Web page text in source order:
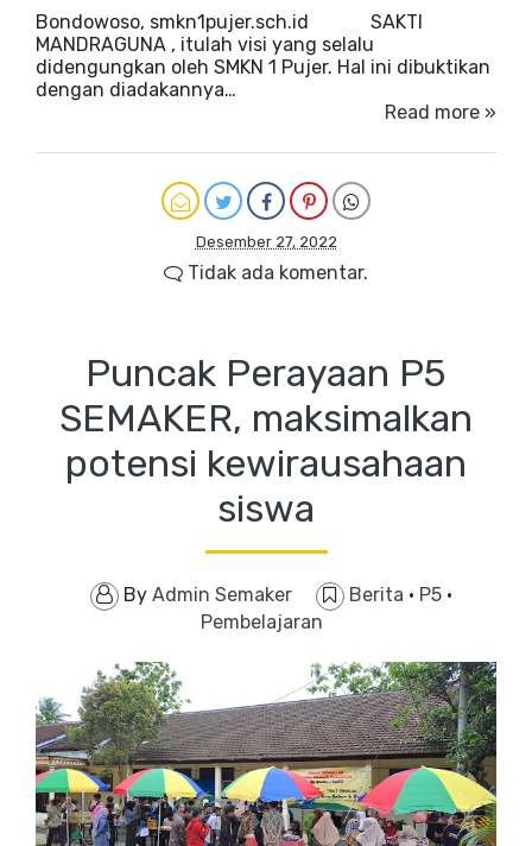
Bondowoso, smkn1pujer.sch.id SAKTI
MANDRAGUNA , itulah visi yang selalu
didengungkan oleh SMKN 1 Pujer. Hal ini dibuktikan
dengan diadakannya…
Read more »
Desember 27, 2022
Tidak ada komentar.
Puncak Perayaan P5
SEMAKER, maksimalkan
potensi kewirausahaan
siswa
By Admin Semaker Berita · P5 ·
Pembelajaran